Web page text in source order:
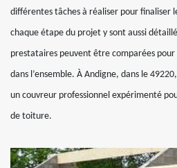
différentes tâches à réaliser pour finaliser
chaque étape du projet y sont aussi
prestataires peuvent être comparées
dans l’ensemble. À Andigne, dans le
un couvreur professionnel expérimenté
de toiture.